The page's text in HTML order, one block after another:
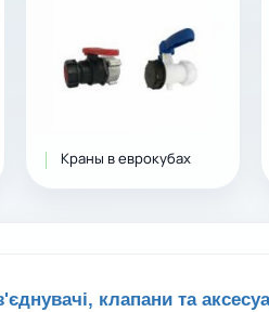
Краны в еврокубах
клапани та